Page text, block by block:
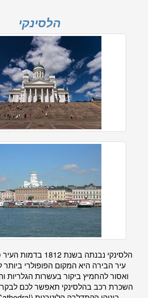
הלסינקי
הלסינקי נבנתה בשנת
עיר הבירה היא המקום הפופולרי ביותר
ואסור להחמיץ ביקור בעשרות הגלריות
השכרת רכב בהלסינקי תאפשר לכם לבקר